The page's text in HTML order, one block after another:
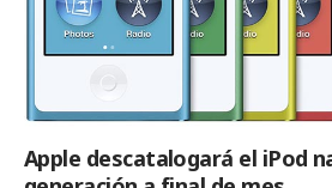
Apple descatalogará el iPod